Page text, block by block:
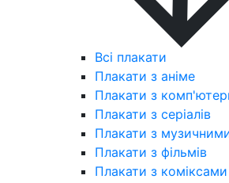
Всі плакати
Плакати з аніме
Плакати з
Плакати з серіалів
Плакати з
Плакати з фільмів
Плакати з коміксами